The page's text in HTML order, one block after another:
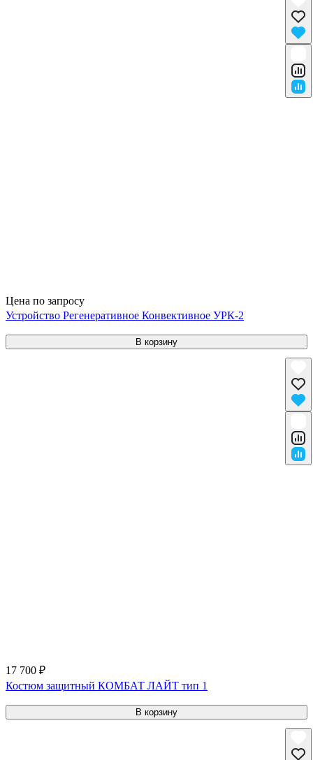
Цена по запросу
Устройство Регенеративное Конвективное УРК-2
В корзину
17 700 ₽
Костюм защитный КОМБАТ ЛАЙТ тип 1
В корзину